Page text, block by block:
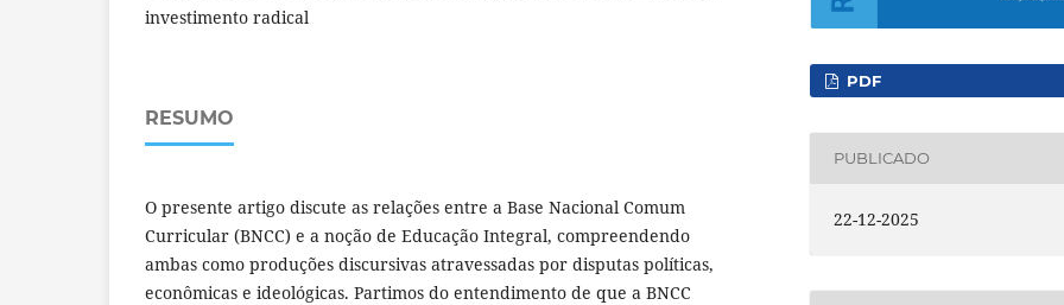
investimento radical
RESUMO
O presente artigo discute as relações entre a Base Nacional Comum
Curricular (BNCC) e a noção de Educação Integral, compreendendo
ambas como produções discursivas atravessadas por disputas políticas,
econômicas e ideológicas. Partimos do entendimento de que a BNCC
PDF
PUBLICADO
22-12-2025